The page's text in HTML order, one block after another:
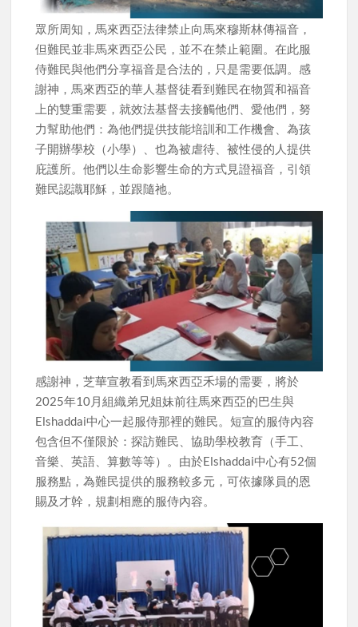
眾所周知，馬來西亞法律禁止向馬來穆斯林傳福音，
但難民並非馬來西亞公民，並不在禁止範圍。在此服
侍難民與他們分享福音是合法的，只是需要低調。感
謝神，馬來西亞的華人基督徒看到難民在物質和福音
上的雙重需要，就效法基督去接觸他們、愛他們，努
力幫助他們：為他們提供技能培訓和工作機會、為孩
子開辦學校（小學）、也為被虐待、被性侵的人提供
庇護所。他們以生命影響生命的方式見證福音，引領
難民認識耶穌，並跟隨祂。
感謝神，芝華宣教看到馬來西亞禾場的需要，將於
2025年10月組織弟兄姐妹前往馬來西亞的巴生與
Elshaddai中心一起服侍那裡的難民。短宣的服侍內容
包含但不僅限於：探訪難民、協助學校教育（手工、
音樂、英語、算數等等）。由於Elshaddai中心有52個
服務點，為難民提供的服務較多元，可依據隊員的恩
賜及才幹，規劃相應的服侍內容。